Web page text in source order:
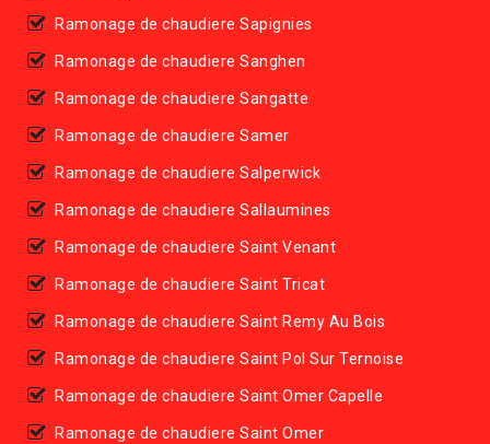
Ramonage de chaudiere Sapignies
Ramonage de chaudiere Sanghen
Ramonage de chaudiere Sangatte
Ramonage de chaudiere Samer
Ramonage de chaudiere Salperwick
Ramonage de chaudiere Sallaumines
Ramonage de chaudiere Saint Venant
Ramonage de chaudiere Saint Tricat
Ramonage de chaudiere Saint Remy Au Bois
Ramonage de chaudiere Saint Pol Sur Ternoise
Ramonage de chaudiere Saint Omer Capelle
Ramonage de chaudiere Saint Omer